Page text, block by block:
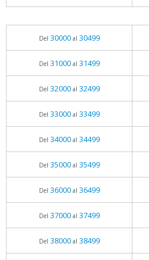
Del 30000al 30499
Del 31000al 31499
Del 32000al 32499
Del 33000al 33499
Del 34000al 34499
Del 35000al 35499
Del 36000al 36499
Del 37000al 37499
Del 38000al 38499